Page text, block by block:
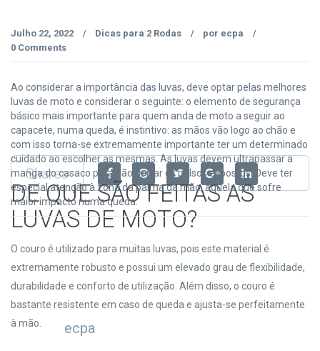
Julho 22, 2022 / Dicas para 2 Rodas / por ecpa /
0 Comments
Ao considerar a importância das luvas, deve optar pelas melhores
luvas de moto e considerar o seguinte: o elemento de segurança
básico mais importante para quem anda de moto a seguir ao
capacete, numa queda, é instintivo: as mãos vão logo ao chão e
com isso torna-se extremamente importante ter um determinado
cuidado ao escolher as mesmas. As luvas devem ultrapassar a
manga do casaco para não deixar os pulsos expostos. Deve ter
especial atenção à zona da palma da mão, aquela que sofre
maior impacto numa queda.
DE QUE SÃO FEITAS AS
LUVAS DE MOTO?
O couro é utilizado para muitas luvas, pois este material é
extremamente robusto e possui um elevado grau de flexibilidade,
durabilidade e conforto de utilização. Além disso, o couro é
bastante resistente em caso de queda e ajusta-se perfeitamente
à mão.
Shares
ecpa